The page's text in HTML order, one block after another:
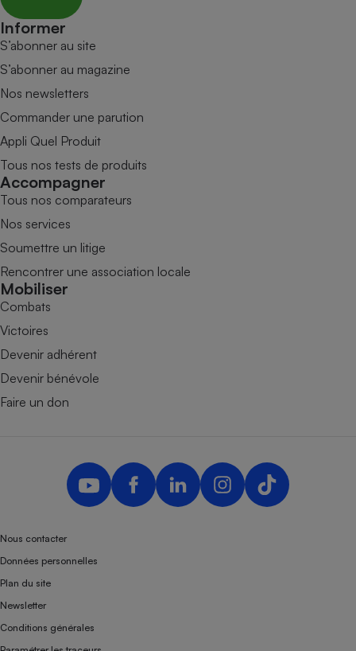
Informer
S’abonner au site
S’abonner au magazine
Nos newsletters
Commander une parution
Appli Quel Produit
Tous nos tests de produits
Accompagner
Tous nos comparateurs
Nos services
Soumettre un litige
Rencontrer une association locale
Mobiliser
Combats
Victoires
Devenir adhérent
Devenir bénévole
Faire un don
Nous contacter
Données personnelles
Plan du site
Newsletter
Conditions générales